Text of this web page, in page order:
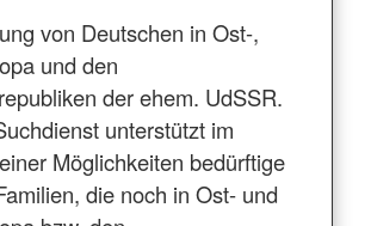
von Deutschen in Ost-,
und den
der ehem. UdSSR.
unterstützt im
Möglichkeiten bedürftige
die noch in Ost- und